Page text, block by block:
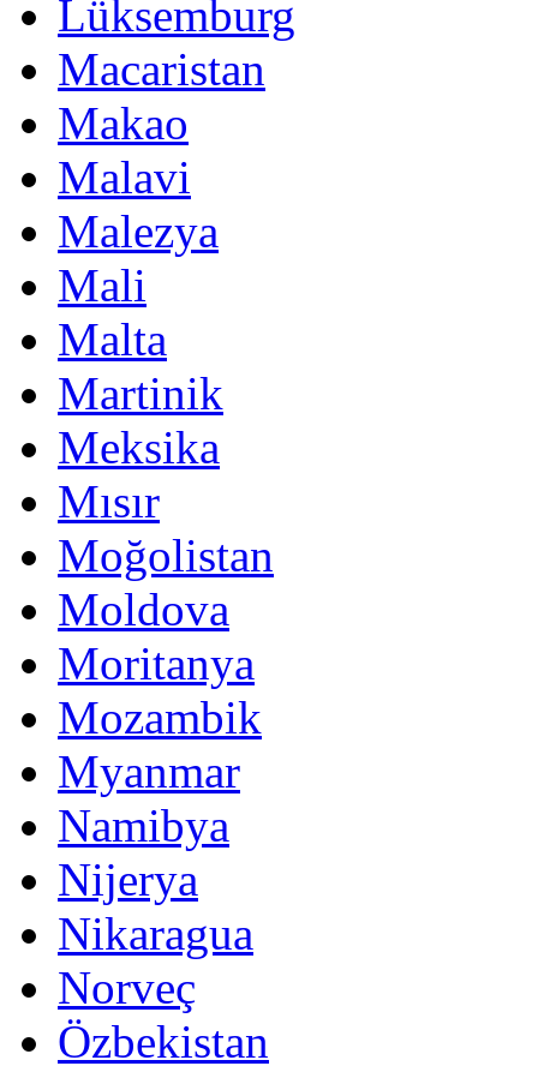
Lüksemburg
Macaristan
Makao
Malavi
Malezya
Mali
Malta
Martinik
Meksika
Mısır
Moğolistan
Moldova
Moritanya
Mozambik
Myanmar
Namibya
Nijerya
Nikaragua
Norveç
Özbekistan